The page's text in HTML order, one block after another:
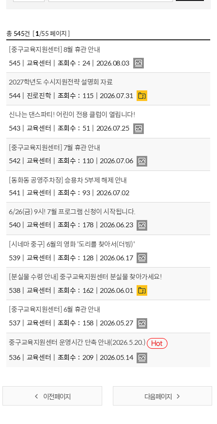
총 545건 [1/55 페이지 ]
545 교육센터
[중구교육지원센터] 8월 휴관 안내
조회수
24 2026.08.03
544 진로진학
2027학년도 수시지원전략 설명회 자료
조회수
115 2026.07.31
543 교육센터
신나는 댄스파티! 어린이 전용 클럽이 열립니다!
조회수
51 2026.07.25
542 교육센터
[중구교육지원센터] 7월 휴관 안내
조회수
110 2026.07.06
541 교육센터
[동화동 공영주차장] 승용차 5부제 해제 안내
조회수
93 2026.07.02
540 교육센터
6/26(금) 9시! 7월 프로그램 신청이 시작됩니다.
조회수
178 2026.06.23
539 교육센터
[시네마 중구] 6월의 영화 '도리를 찾아서(더빙)'
조회수
128 2026.06.17
538 교육센터
[분실물 수령 안내] 중구교육지원센터 분실물 찾아가세요!
조회수
162 2026.06.01
537 교육센터
[중구교육지원센터] 6월 휴관 안내
조회수
158 2026.05.27
536 교육센터
중구교육지원센터 운영시간 단축 안내(2026.5.20.)
조회수
209 2026.05.14
이전 페이지 다음 페이지